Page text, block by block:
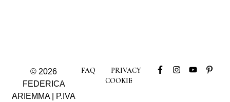
© 2026
FEDERICA
ARIEMMA | P.IVA
FAQ
PRIVACY
COOKIE